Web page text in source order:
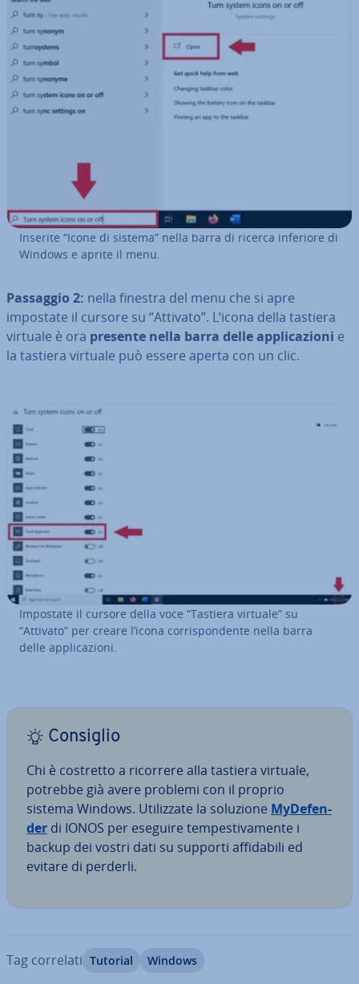
Inserite “Icone di sistema” nella barra di ricerca inferiore di
Windows e aprite il menu.
Passaggio 2: nella finestra del menu che si apre
impostate il cursore su “Attivato”. L’icona della tastiera
virtuale è ora presente nella barra delle ap­pli­ca­zio­ni e
la tastiera virtuale può essere aperta con un clic.
Impostate il cursore della voce “Tastiera virtuale” su
“Attivato” per creare l’icona cor­ri­spon­den­te nella barra
delle ap­pli­ca­zio­ni.
Consiglio
Chi è costretto a ricorrere alla tastiera virtuale,
potrebbe già avere problemi con il proprio
sistema Windows. Uti­liz­za­te la soluzione My­De­fen­
der di IONOS per eseguire tem­pe­sti­va­men­te i
backup dei vostri dati su supporti af­fi­da­bi­li ed
evitare di perderli.
Tag correlati Tutorial Windows